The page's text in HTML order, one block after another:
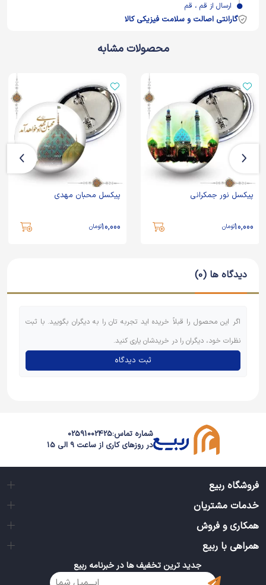
ارسال از قم ، قم
گارانتی اصالت و سلامت فیزیکی کالا
محصولات مشابه
پیکسل نور جمکرانی
10,000تومان
پیکسل محبان مهدی
10,000تومان
دیدگاه ها (0)
اگر این محصول را قبلاً خریده اید تجربه تان را به دیگران بگویید. با ثبت
نظرات خود، دیگران را در خریدشان یاری کنید.
ثبت دیدگاه
شماره تماس:02591002425
در روزهای کاری از ساعت 9 الی 15
فروشگاه ربیع
خدمات مشتریان
همکاری و فروش
همراهی با ربیع
جدید ترین تخفیف ها در خبرنامه ربیع